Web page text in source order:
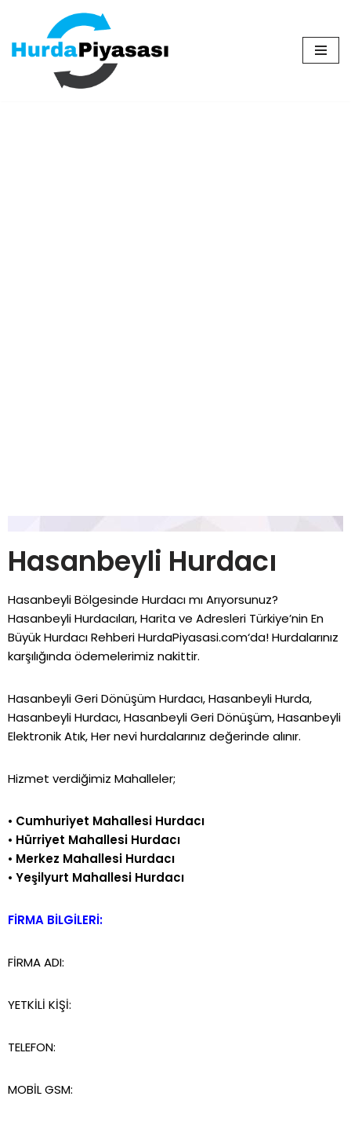
İçeriğe
geç
Hasanbeyli Hurdacı
Hasanbeyli Bölgesinde Hurdacı mı Arıyorsunuz?
Hasanbeyli Hurdacıları, Harita ve Adresleri Türkiye’nin En
Büyük Hurdacı RehberiHurdaPiyasasi.com‘da! Hurdalarınız
karşılığında ödemelerimiz nakittir.
Hasanbeyli Geri Dönüşüm Hurdacı, Hasanbeyli Hurda,
Hasanbeyli Hurdacı, Hasanbeyli Geri Dönüşüm, Hasanbeyli
Elektronik Atık, Her nevi hurdalarınız değerinde alınır.
Hizmet verdiğimiz Mahalleler;
• Cumhuriyet Mahallesi Hurdacı
• Hürriyet Mahallesi Hurdacı
• Merkez Mahallesi Hurdacı
• Yeşilyurt Mahallesi Hurdacı
FİRMA BİLGİLERİ:
FİRMA ADI:
YETKİLİ KİŞİ:
TELEFON:
MOBİL GSM: